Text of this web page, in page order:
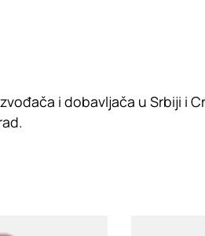
i dobavljača u Srbiji i